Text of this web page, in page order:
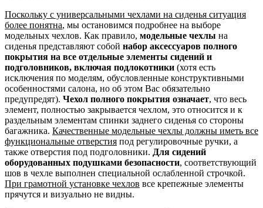
Поскольку с универсальными чехлами на сиденья ситуация
более понятна, мы остановимся подробнее на выборе
модельных чехлов. Как правило, модельные чехлы на
сиденья представляют собой набор аксессуаров полного
покрытия на все отдельные элементы сидений и
подголовников, включая подлокотники (хотя есть
исключения по моделям, обусловленные конструктивными
особенностями салона, но об этом Вас обязательно
предупредят). Чехол полного покрытия означает, что весь
элемент, полностью закрывается чехлом, это относится и к
раздельным элементам спинки заднего сиденья со стороны
багажника. Качественные модельные чехлы должны иметь все
функциональные отверстия под регулировочные ручки, а
также отверстия под подголовники. Для сидений
оборудованных подушками безопасности, соответствующий
шов в чехле выполнен специальной ослабленной строчкой.
При грамотной установке чехлов все крепежные элементы
прячутся и визуально не видны.